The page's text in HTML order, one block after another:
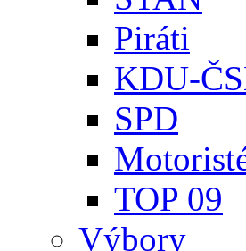
Piráti
KDU-
SPD
TOP 09
Výbory